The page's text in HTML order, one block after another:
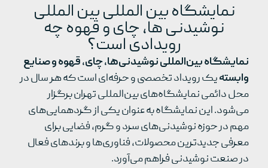
نمایشگاه بین المللی بین المللی
نوشیدنی ها، چای و قهوه چه
رویدادی است؟
نمایشگاه بین‌المللی نوشیدنی‌ها، چای، قهوه و صنایع
وابستهیک رویداد تخصصی و حرفه‌ای است که هر سال در
محل دائمی نمایشگاه‌های بین‌المللی تهران برگزار
می‌شود. این نمایشگاه به عنوان یکی از گردهمایی‌های
مهم در حوزه نوشیدنی‌های سرد و گرم، فضایی برای
معرفی جدیدترین محصولات، فناوری‌ها و برندهای فعال
در صنعت نوشیدنی فراهم می‌آورد.